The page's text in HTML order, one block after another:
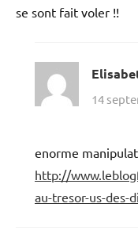
se sont fait voler !!
14
enorme
http://
au-tresor-us-des-